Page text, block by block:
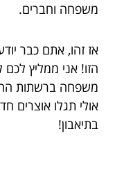
משפחה וחברים.
אז זהו, אתם כבר
הזו! אני ממליץ
משפחה ברשתות
אולי תגלו אוצרים
בתיאבון!